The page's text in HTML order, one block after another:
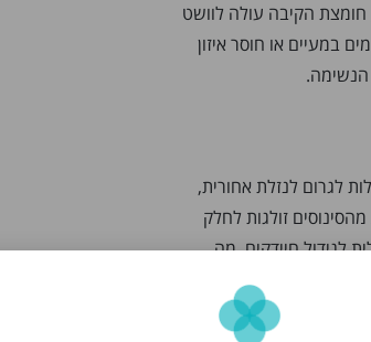
חומצת הקיבה עולה לוושט
במעיים או חוסר איזון
הנשימה.
לגרום לנזלת אחורית,
זולגות לחלק
לגידול חיידקים, מה